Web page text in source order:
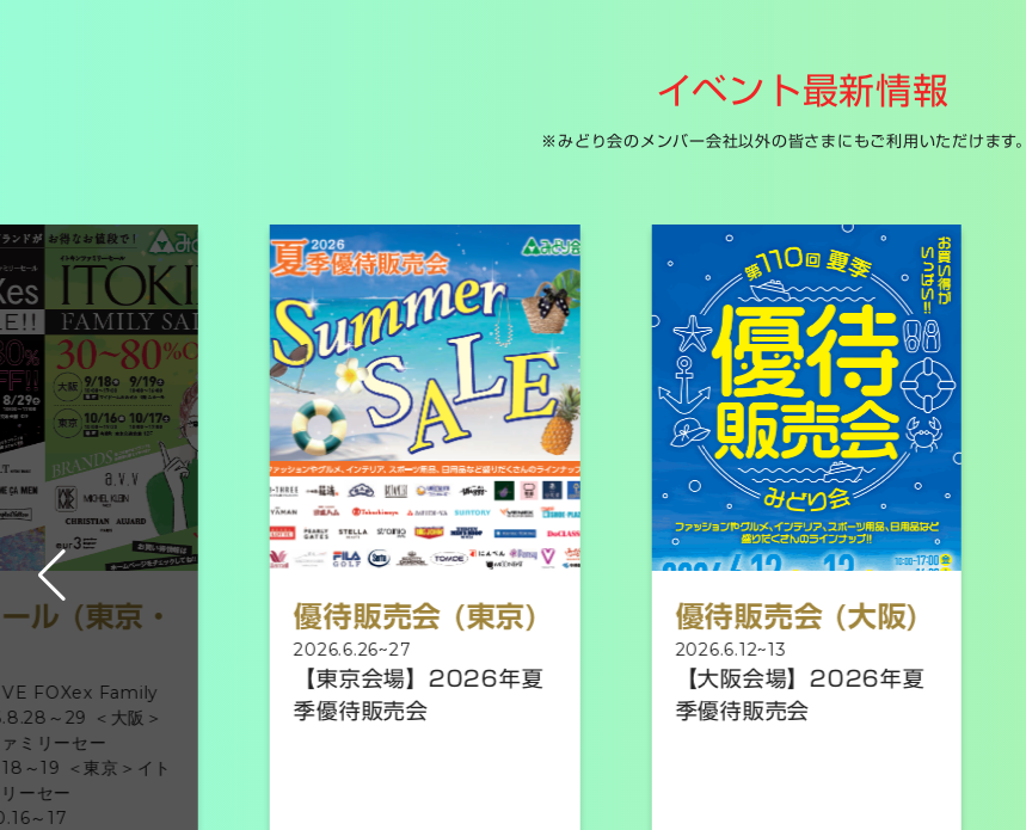
イベント最新情報
※みどり会のメンバー会社以外の皆さまにもご利用いただけます。
ル (東京・
FOXex Family
～29 ＜大阪＞
ミリーセー
～19 ＜東京＞イト
ーセー
～17
優待販売会 (東京)
2026.6.26~27
【東京会場】2026年夏
季優待販売会
優待販売会 (大阪)
2026.6.12~13
【大阪会場】2026年夏
季優待販売会